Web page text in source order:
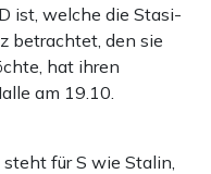
ist, welche die Stasi-
betrachtet, den sie
hat ihren
am 19.10.
für S wie Stalin,